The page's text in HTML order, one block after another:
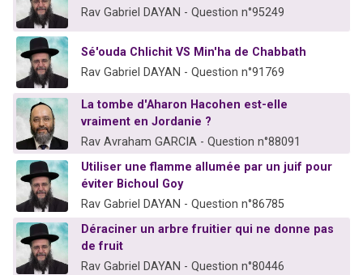
Rav Gabriel DAYAN - Question n°95249
Sé'ouda Chlichit VS Min'ha de Chabbath
Rav Gabriel DAYAN - Question n°91769
La tombe d'Aharon Hacohen est-elle
vraiment en Jordanie ?
Rav Avraham GARCIA - Question n°88091
Utiliser une flamme allumée par un juif pour
éviter Bichoul Goy
Rav Gabriel DAYAN - Question n°86785
Déraciner un arbre fruitier qui ne donne pas
de fruit
Rav Gabriel DAYAN - Question n°80446